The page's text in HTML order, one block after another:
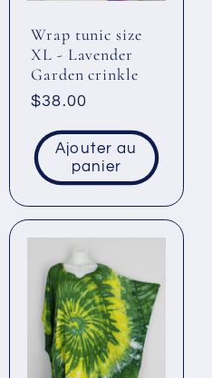
Wrap tunic size
XL - Lavender
Garden crinkle
Prix
$38.00
Ajouter au
panier